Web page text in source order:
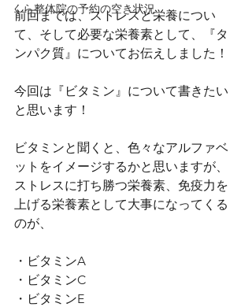
くら整体院の予約の空き状況
前回までは、ストレスと栄養につい
て、そして必要な栄養素として、『タ
ンパク質』についてお伝えしました！
今回は『ビタミン』について書きたい
と思います！
ビタミンと聞くと、色々なアルファベ
ットをイメージするかと思いますが、
ストレスに打ち勝つ栄養素、免疫力を
上げる栄養素として大事になってくる
のが、
・ビタミンA
・ビタミンC
・ビタミンE